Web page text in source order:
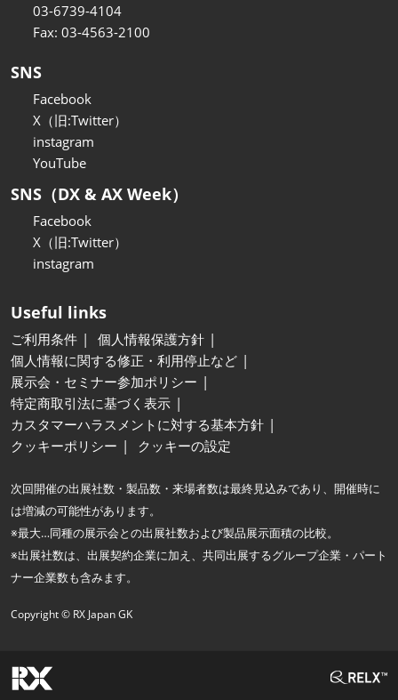
03-6739-4104
Fax: 03-4563-2100
SNS
Facebook
X（旧:Twitter）
instagram
YouTube
SNS（DX & AX Week）
Facebook
X（旧:Twitter）
instagram
Useful links
ご利用条件
個人情報保護方針
個人情報に関する修正・利用停止など
展示会・セミナー参加ポリシー
特定商取引法に基づく表示
カスタマーハラスメントに対する基本方針
クッキーポリシー
クッキーの設定
次回開催の出展社数・製品数・来場者数は最終見込みであり、開催時に
は増減の可能性があります。
※最大…同種の展示会との出展社数および製品展示面積の比較。
※出展社数は、出展契約企業に加え、共同出展するグループ企業・パート
ナー企業数も含みます。
Copyright © RX Japan GK